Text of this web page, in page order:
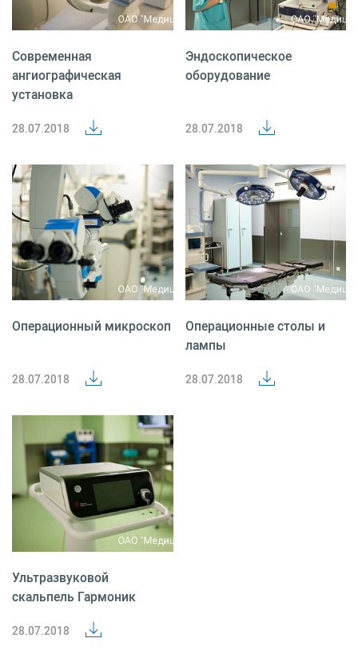
Современная
ангиографическая
установка
28.07.2018
Эндоскопическое
оборудование
28.07.2018
Операционный микроскоп
28.07.2018
Операционные столы и
лампы
28.07.2018
Ультразвуковой
скальпель Гармоник
28.07.2018